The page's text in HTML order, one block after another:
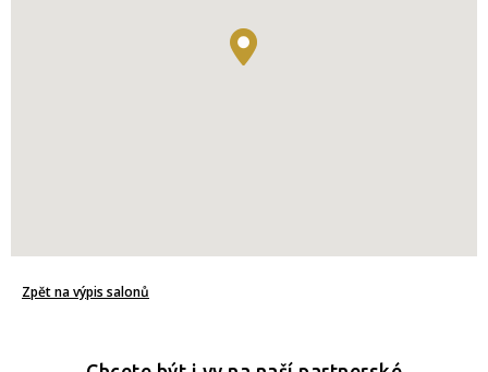
Zpět na výpis salonů